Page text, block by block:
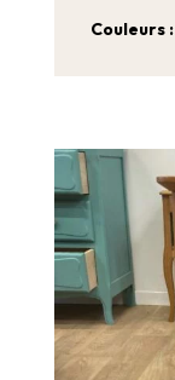
Couleurs :